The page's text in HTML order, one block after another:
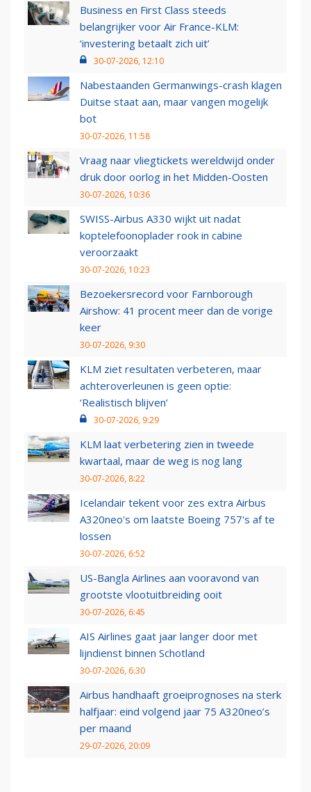
Business en First Class steeds
belangrijker voor Air France-KLM:
‘investering betaalt zich uit’
30-07-2026, 12:10
Nabestaanden Germanwings-crash klagen
Duitse staat aan, maar vangen mogelijk
bot
30-07-2026, 11:58
Vraag naar vliegtickets wereldwijd onder
druk door oorlog in het Midden-Oosten
30-07-2026, 10:36
SWISS-Airbus A330 wijkt uit nadat
koptelefoonoplader rook in cabine
veroorzaakt
30-07-2026, 10:23
Bezoekersrecord voor Farnborough
Airshow: 41 procent meer dan de vorige
keer
30-07-2026, 9:30
KLM ziet resultaten verbeteren, maar
achteroverleunen is geen optie:
‘Realistisch blijven’
30-07-2026, 9:29
KLM laat verbetering zien in tweede
kwartaal, maar de weg is nog lang
30-07-2026, 8:22
Icelandair tekent voor zes extra Airbus
A320neo's om laatste Boeing 757's af te
lossen
30-07-2026, 6:52
US-Bangla Airlines aan vooravond van
grootste vlootuitbreiding ooit
30-07-2026, 6:45
AIS Airlines gaat jaar langer door met
lijndienst binnen Schotland
30-07-2026, 6:30
Airbus handhaaft groeiprognoses na sterk
halfjaar: eind volgend jaar 75 A320neo’s
per maand
29-07-2026, 20:09